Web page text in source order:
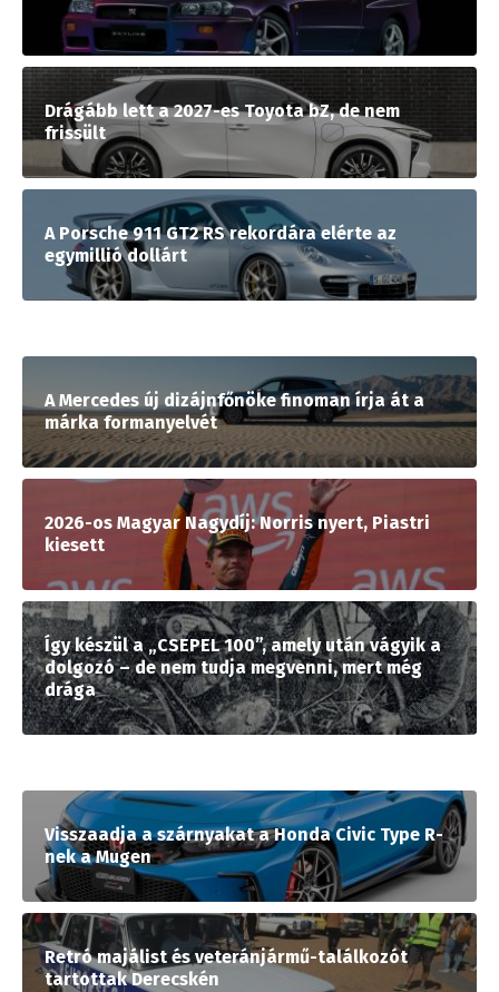
Drágább lett a 2027-es Toyota bZ, de nem
frissült
A Porsche 911 GT2 RS rekordára elérte az
egymillió dollárt
A Mercedes új dizájnfőnöke finoman írja át a
márka formanyelvét
2026-os Magyar Nagydíj: Norris nyert, Piastri
kiesett
Így készül a „CSEPEL 100”, amely után vágyik a
dolgozó – de nem tudja megvenni, mert még
drága
Visszaadja a szárnyakat a Honda Civic Type R-
nek a Mugen
Retró majálist és veteránjármű-találkozót
tartottak Derecskén